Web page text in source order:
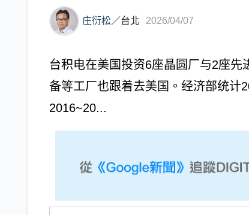
庄衍松 ／台北 2026/04/07
台积电在美国投资6座晶圆厂与2座
备等工厂也跟着去美国。经济部统计
2016~20...